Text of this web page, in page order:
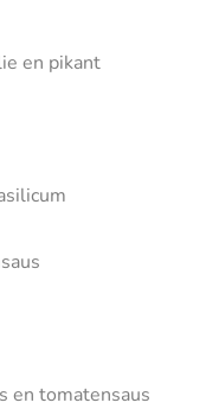
en pikant
en tomatensaus